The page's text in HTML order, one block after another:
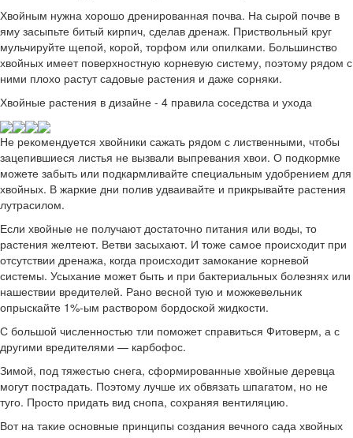
Хвойным нужна хорошо дренированная почва. На сырой почве в
яму засыпьте битый кирпич, сделав дренаж. Приствольный круг
мульчируйте щепой, корой, торфом или опилками. Большинство
хвойных имеет поверхностную корневую систему, поэтому рядом с
ними плохо растут садовые растения и даже сорняки.
Хвойные растения в дизайне - 4 правила соседства и ухода
Не рекомендуется хвойники сажать рядом с лиственными, чтобы
зацепившиеся листья не вызвали выпревания хвои. О подкормке
можете забыть или подкармливайте специальным удобрением для
хвойных. В жаркие дни полив удваивайте и прикрывайте растения
лутрасилом.
Если хвойные не получают достаточно питания или воды, то
растения желтеют. Ветви засыхают. И тоже самое происходит при
отсутствии дренажа, когда происходит замокание корневой
системы. Усыхание может быть и при бактериальных болезнях или
нашествии вредителей. Рано весной тую и можжевельник
опрыскайте 1%-ым раствором бордоской жидкости.
С большой численностью тли поможет справиться Фитоверм, а с
другими вредителями — карбофос.
Зимой, под тяжестью снега, сформированные хвойные деревца
могут пострадать. Поэтому лучше их обвязать шпагатом, но не
туго. Просто придать вид снопа, сохраняя вентиляцию.
Вот на такие основные принципы создания вечного сада хвойных